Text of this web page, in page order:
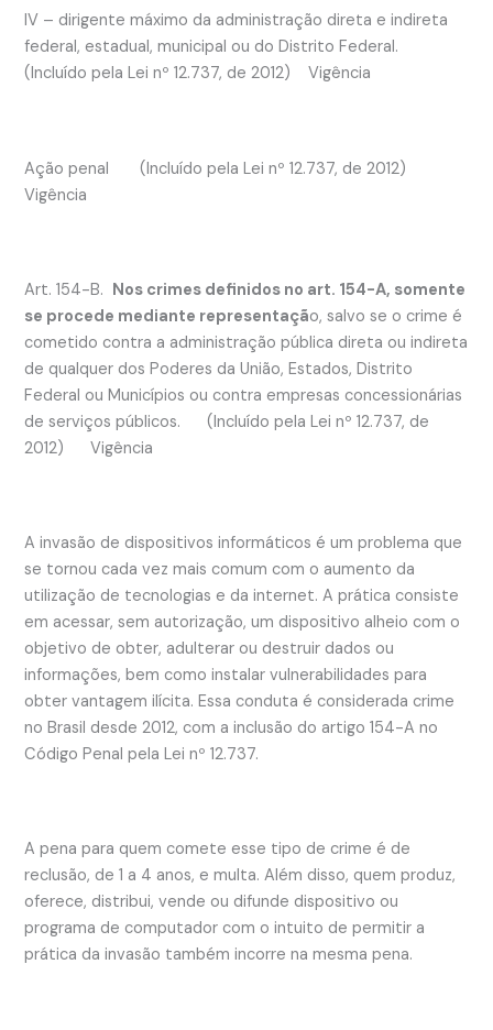
IV – dirigente máximo da administração direta e indireta
federal, estadual, municipal ou do Distrito Federal.
(Incluído pela Lei nº 12.737, de 2012) Vigência
Ação penal (Incluído pela Lei nº 12.737, de 2012)
Vigência
Art. 154-B. Nos crimes definidos no art. 154-A, somente
se procede mediante representação, salvo se o crime é
cometido contra a administração pública direta ou indireta
de qualquer dos Poderes da União, Estados, Distrito
Federal ou Municípios ou contra empresas concessionárias
de serviços públicos. (Incluído pela Lei nº 12.737, de
2012) Vigência
A invasão de dispositivos informáticos é um problema que
se tornou cada vez mais comum com o aumento da
utilização de tecnologias e da internet. A prática consiste
em acessar, sem autorização, um dispositivo alheio com o
objetivo de obter, adulterar ou destruir dados ou
informações, bem como instalar vulnerabilidades para
obter vantagem ilícita. Essa conduta é considerada crime
no Brasil desde 2012, com a inclusão do artigo 154-A no
Código Penal pela Lei nº 12.737.
A pena para quem comete esse tipo de crime é de
reclusão, de 1 a 4 anos, e multa. Além disso, quem produz,
oferece, distribui, vende ou difunde dispositivo ou
programa de computador com o intuito de permitir a
prática da invasão também incorre na mesma pena.